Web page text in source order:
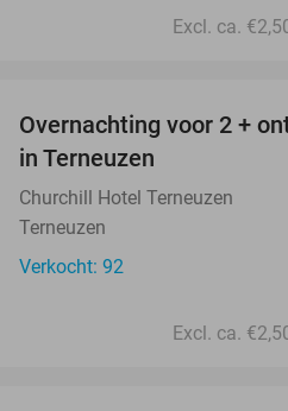
Excl. ca.
Overnachting voor 2 +
in Terneuzen
Churchill Hotel Terneuzen
Terneuzen
Verkocht: 92
Excl. ca.